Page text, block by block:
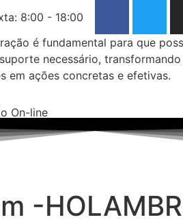
8:00 - 18:00
é fundamental para que
necessário, transformando
em ações concretas e efetivas.
On-line
-